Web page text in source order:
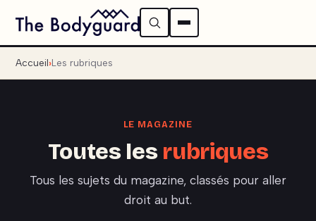
Accueil Les rubriques
LE MAGAZINE
Toutes les rubriques
Tous les sujets du magazine, classés pour aller
droit au but.